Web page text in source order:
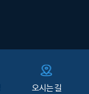
오시는 길